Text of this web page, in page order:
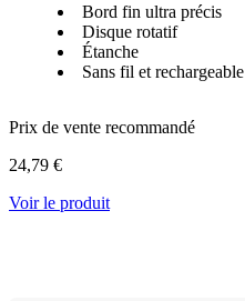
Bord fin ultra précis
Disque rotatif
Étanche
Sans fil et rechargeable
Prix de vente recommandé
24,79 €
Voir le produit